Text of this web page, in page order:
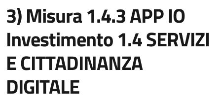
3) Misura 1.4.3 APP IO
Investimento 1.4 SERVIZI
E CITTADINANZA
DIGITALE